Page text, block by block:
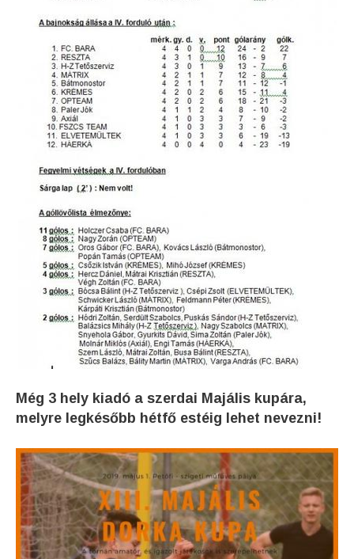
Még 3 hely kiadó a szerdai Majális kupára,
melyre legkésőbb hétfő estéig lehet nevezni!